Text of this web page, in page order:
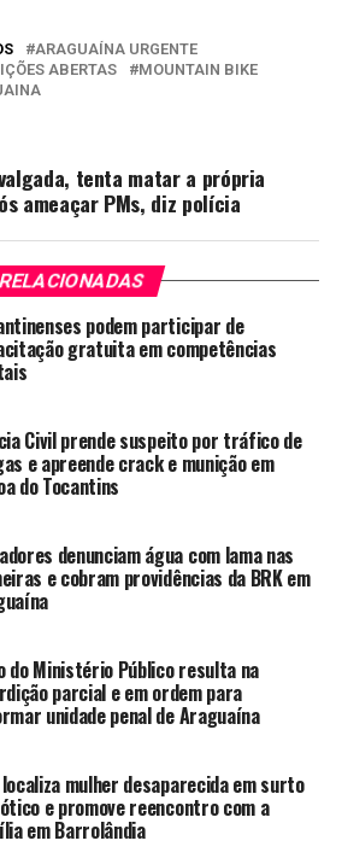
ARAGUAÍNA URGENTE
ABERTAS
MOUNTAIN BIKE
tenta matar a própria
ameaçar PMs, diz polícia
RELACIONADAS
podem participar de
gratuita em competências
Civil prende suspeito por tráfico de
e apreende crack e munição em
do Tocantins
denunciam água com lama nas
e cobram providências da BRK em
do Ministério Público resulta na
parcial e em ordem para
unidade penal de Araguaína
localiza mulher desaparecida em surto
e promove reencontro com a
em Barrolândia